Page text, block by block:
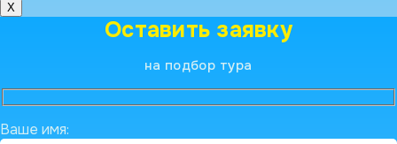
X
Оставить заявку
на подбор тура
Ваше имя: